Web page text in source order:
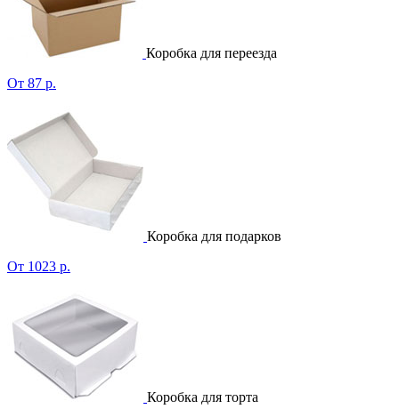
Коробка для переезда
От 87 р.
Коробка для подарков
От 1023 р.
Коробка для торта